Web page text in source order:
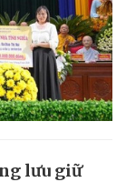
lưu giữ